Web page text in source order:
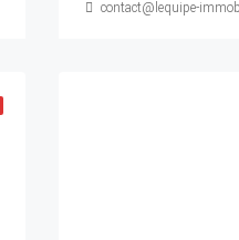
contact@lequipe-